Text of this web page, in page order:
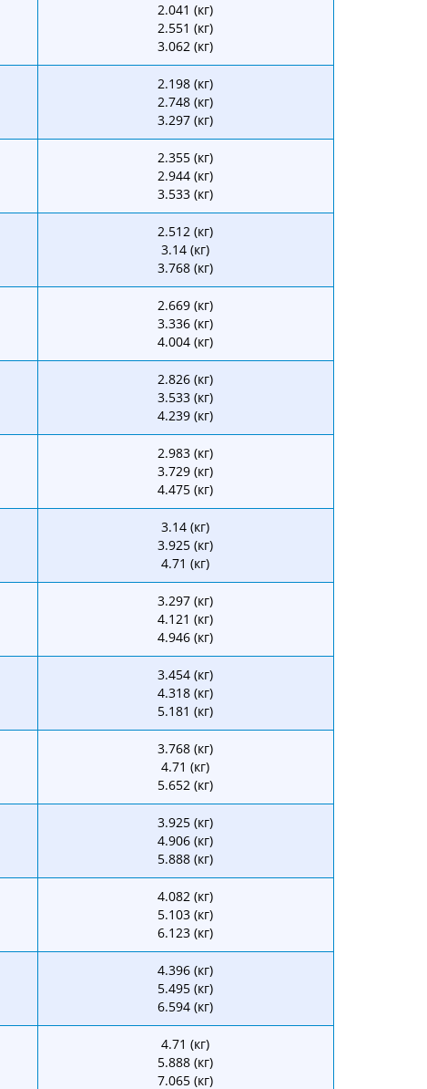
2.041 (кг)
2.551 (кг)
3.062 (кг)
2.198 (кг)
2.748 (кг)
3.297 (кг)
2.355 (кг)
2.944 (кг)
3.533 (кг)
2.512 (кг)
3.14 (кг)
3.768 (кг)
2.669 (кг)
3.336 (кг)
4.004 (кг)
2.826 (кг)
3.533 (кг)
4.239 (кг)
2.983 (кг)
3.729 (кг)
4.475 (кг)
3.14 (кг)
3.925 (кг)
4.71 (кг)
3.297 (кг)
4.121 (кг)
4.946 (кг)
3.454 (кг)
4.318 (кг)
5.181 (кг)
3.768 (кг)
4.71 (кг)
5.652 (кг)
3.925 (кг)
4.906 (кг)
5.888 (кг)
4.082 (кг)
5.103 (кг)
6.123 (кг)
4.396 (кг)
5.495 (кг)
6.594 (кг)
4.71 (кг)
5.888 (кг)
7.065 (кг)